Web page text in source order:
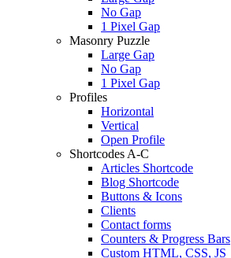
No Gap
1 Pixel Gap
Masonry Puzzle
Large Gap
No Gap
1 Pixel Gap
Profiles
Horizontal
Vertical
Open Profile
Shortcodes A-C
Articles Shortcode
Blog Shortcode
Buttons & Icons
Clients
Contact forms
Counters & Progress Bars
Custom HTML, CSS, JS